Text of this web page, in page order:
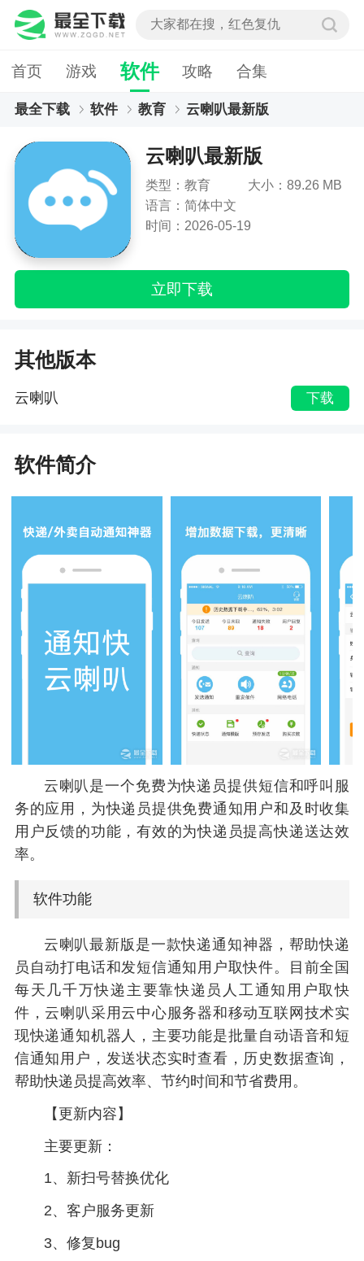
首页 游戏 软件 攻略 合集
最全下载 软件 教育 云喇叭最新版
云喇叭最新版
类型：教育
大小：89.26 MB
语言：简体中文
时间：2026-05-19
立即下载
其他版本
云喇叭 下载
软件简介
云喇叭是一个免费为快递员提供短信和呼叫服
务的应用，为快递员提供免费通知用户和及时收集
用户反馈的功能，有效的为快递员提高快递送达效
率。
软件功能
云喇叭最新版是一款快递通知神器，帮助快递
员自动打电话和发短信通知用户取快件。目前全国
每天几千万快递主要靠快递员人工通知用户取快
件，云喇叭采用云中心服务器和移动互联网技术实
现快递通知机器人，主要功能是批量自动语音和短
信通知用户，发送状态实时查看，历史数据查询，
帮助快递员提高效率、节约时间和节省费用。
【更新内容】
主要更新：
1、新扫号替换优化
2、客户服务更新
3、修复bug